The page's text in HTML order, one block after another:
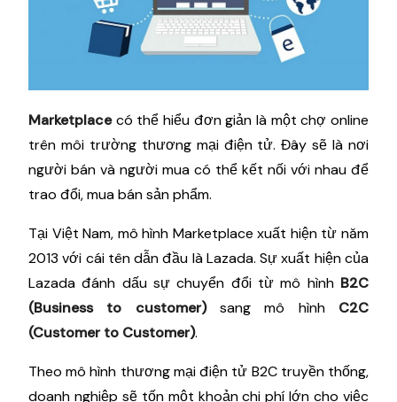
Marketplacecó thể hiểu đơn giản là một chợ online
trên môi trường thương mại điện tử. Đây sẽ là nơi
người bán và người mua có thể kết nối với nhau để
trao đổi, mua bán sản phẩm.
Tại Việt Nam, mô hình Marketplace xuất hiện từ năm
2013 với cái tên dẫn đầu là Lazada. Sự xuất hiện của
Lazada đánh dấu sự chuyển đổi từ mô hình B2C
(Business to customer)sang mô hình C2C
(Customer to Customer).
Theo mô hình thương mại điện tử B2C truyền thống,
doanh nghiệp sẽ tốn một khoản chi phí lớn cho việc